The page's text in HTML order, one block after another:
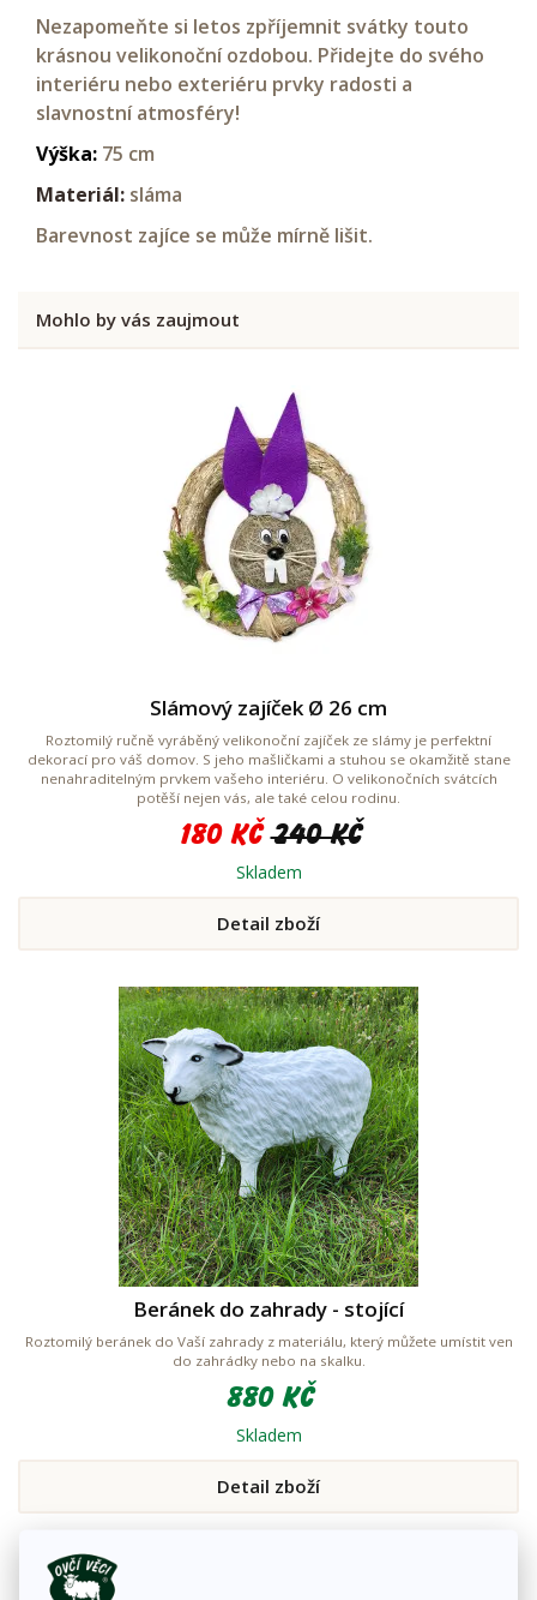
Nezapomeňte si letos zpříjemnit svátky touto
krásnou velikonoční ozdobou. Přidejte do svého
interiéru nebo exteriéru prvky radosti a
slavnostní atmosféry!
Výška: 75 cm
Materiál: sláma
Barevnost zajíce se může mírně lišit.
Mohlo by vás zaujmout
Slámový zajíček Ø 26 cm
Roztomilý ručně vyráběný velikonoční zajíček ze slámy je perfektní
dekorací pro váš domov. S jeho mašličkami a stuhou se okamžitě stane
nenahraditelným prvkem vašeho interiéru. O velikonočních svátcích
potěší nejen vás, ale také celou rodinu.
180 Kč 240 Kč
Skladem
Detail zboží
Beránek do zahrady - stojící
Roztomilý beránek do Vaší zahrady z materiálu, který můžete umístit ven
do zahrádky nebo na skalku.
880 Kč
Skladem
Detail zboží